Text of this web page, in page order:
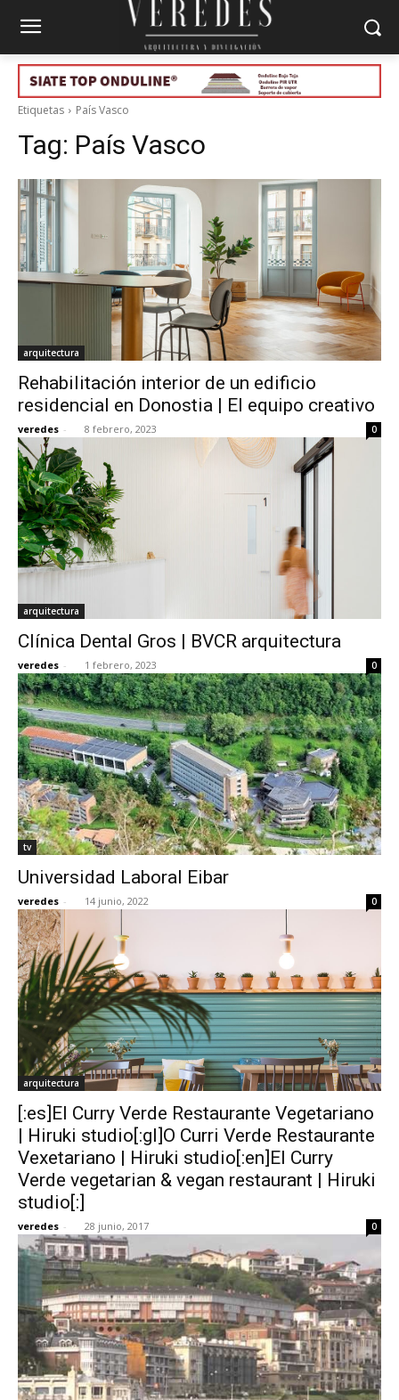
Etiquetas País Vasco
Tag: País Vasco
arquitectura
Rehabilitación interior de un edificio
residencial en Donostia | El equipo creativo
veredes - 8 febrero, 2023 0
arquitectura
Clínica Dental Gros | BVCR arquitectura​
veredes - 1 febrero, 2023 0
tv
Universidad Laboral Eibar
veredes - 14 junio, 2022 0
arquitectura
[:es]El Curry Verde Restaurante Vegetariano
| Hiruki studio[:gl]O Curri Verde Restaurante
Vexetariano | Hiruki studio[:en]El Curry
Verde vegetarian & vegan restaurant | Hiruki
studio[:]
veredes - 28 junio, 2017 0